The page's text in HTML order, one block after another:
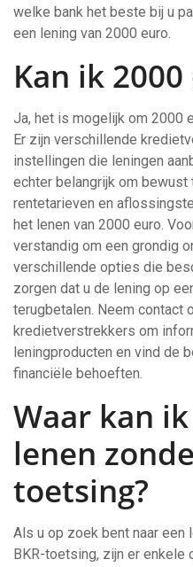
welke bank het beste bij u
een lening van 2000 euro.
Kan ik
Ja, het is mogelijk om 2000
Er zijn verschillende
instellingen die leningen
echter belangrijk om bewust
rentetarieven en
het lenen van 2000 euro.
verstandig om een grondig
verschillende opties die
zorgen dat u de lening op
terugbetalen. Neem contact
kredietverstrekkers om
leningproducten en vind de
financiële behoeften.
Waar kan
lenen
toetsing?
Als u op zoek bent naar een
BKR-toetsing, zijn er enkele